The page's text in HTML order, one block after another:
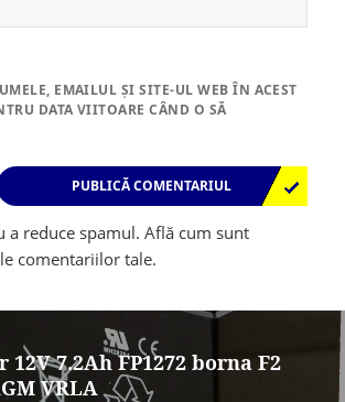
EMAILUL ȘI SITE-UL WEB ÎN ACEST
DATA VIITOARE CÂND O SĂ
a reduce spamul.Află cum sunt
comentariilor tale.
7.2Ah FP1272 borna F2
VRLA